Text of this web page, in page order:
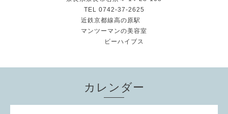
TEL 0742-37-2625
近鉄京都線高の原駅
マンツーマンの美容室
ビーハイブス
カレンダー